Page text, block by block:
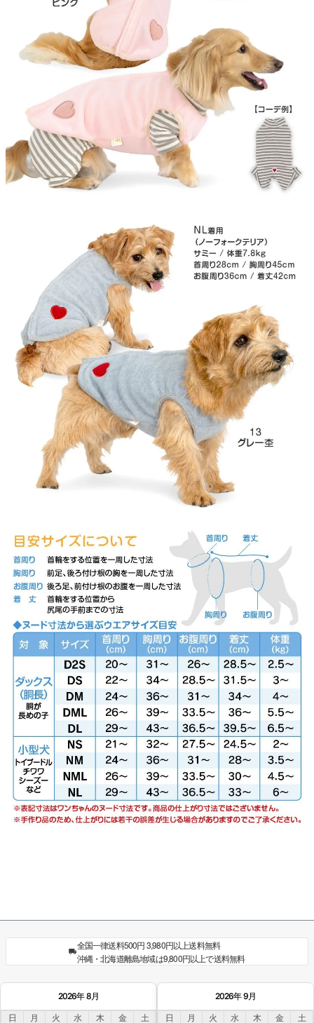
全国一律送料500円 3,980円以上送料無料
沖縄・北海道離島地域は9,800円以上で送料無料
2026年 8月
日 月 火 水 木 金 土
2026年 9月
日 月 火 水 木 金 土